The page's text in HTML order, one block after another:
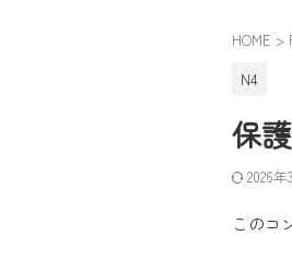
HOME >
N4
保
2026
このコ